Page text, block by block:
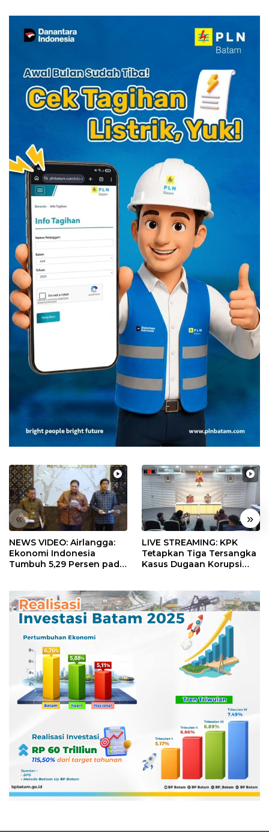
« »
NEWS VIDEO: Airlangga:
Ekonomi Indonesia
Tumbuh 5,29 Persen pada
LIVE STREAMING: KPK
Tetapkan Tiga Tersangka
Kasus Dugaan Korupsi